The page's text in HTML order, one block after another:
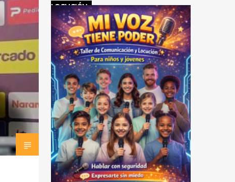
LOCUCIÓN